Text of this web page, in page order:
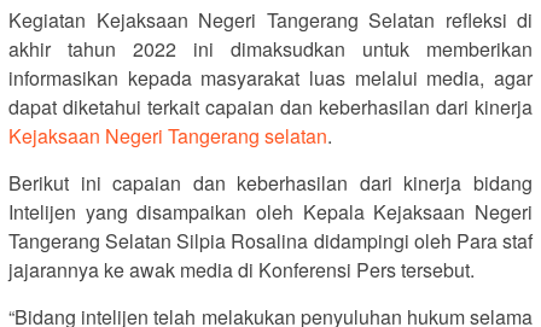
Kegiatan Kejaksaan Negeri Tangerang Selatan refleksi di
akhir tahun 2022 ini dimaksudkan untuk memberikan
informasikan kepada masyarakat luas melalui media, agar
dapat diketahui terkait capaian dan keberhasilan dari kinerja
Kejaksaan Negeri Tangerang selatan.
Berikut ini capaian dan keberhasilan dari kinerja bidang
Intelijen yang disampaikan oleh Kepala Kejaksaan Negeri
Tangerang Selatan Silpia Rosalina didampingi oleh Para staf
jajarannya ke awak media di Konferensi Pers tersebut.
“Bidang intelijen telah melakukan penyuluhan hukum selama